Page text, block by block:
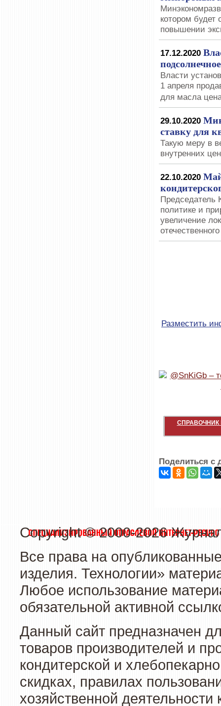
котором будет
повышении
17.12.2020
Власти
1 апреля
для масла
29.10.2020
ставку для
Такую меру в
внутренних цен
22.10.2020
Председатель
политике и
увеличение
Разместить
СПРАВОЧНИК
Поделиться с
Copyright © 2000-2026
Все права на
изделия. Технологии»
Любое использование
обязательной активной
Данный сайт предназначен
товаров производителей и
кондитерской и
скидках, правилах
хозяйственной